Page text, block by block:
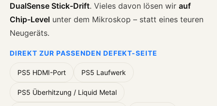
DualSense Stick-Drift. Vieles davon lösen wir auf
Chip-Level unter dem Mikroskop – statt eines teuren
Neugeräts.
DIREKT ZUR PASSENDEN DEFEKT-SEITE
PS5 HDMI-Port PS5 Laufwerk
PS5 Überhitzung / Liquid Metal